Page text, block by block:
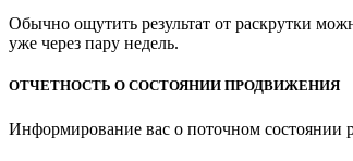
Обычно ощутить результат от раскрутки
уже через пару недель.
ОТЧЕТНОСТЬ О СОСТОЯНИИ ПРОДВИЖЕНИЯ
Информирование вас о поточном состоянии